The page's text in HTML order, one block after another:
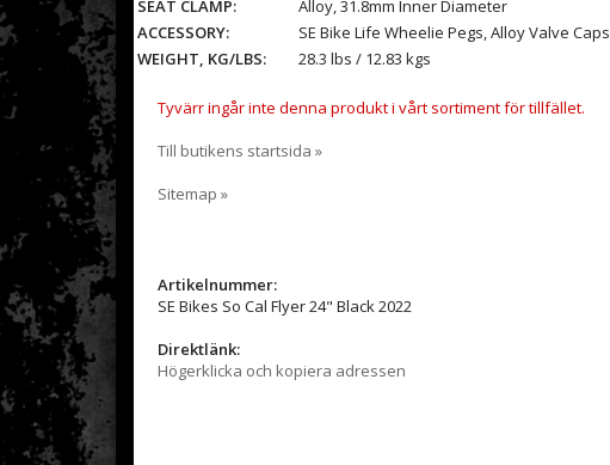
SEAT CLAMP:
Alloy, 31.8mm Inner Diameter
ACCESSORY:
SE Bike Life Wheelie Pegs, Alloy Valve Caps
WEIGHT, KG/LBS:
28.3 lbs / 12.83 kgs
Tyvärr ingår inte denna produkt i vårt sortiment för tillfället.
Till butikens startsida »
Sitemap »
Artikelnummer:
SE Bikes So Cal Flyer 24" Black 2022
Direktlänk:
Högerklicka och kopiera adressen